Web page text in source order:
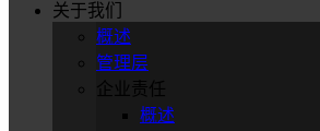
关于我们
概述
管理层
企业责任
概述